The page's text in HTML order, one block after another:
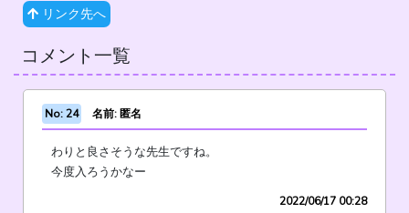
リンク先へ
コメント一覧
No: 24 名前: 匿名
わりと良さそうな先生ですね。
今度入ろうかなー
2022/06/17 00:28